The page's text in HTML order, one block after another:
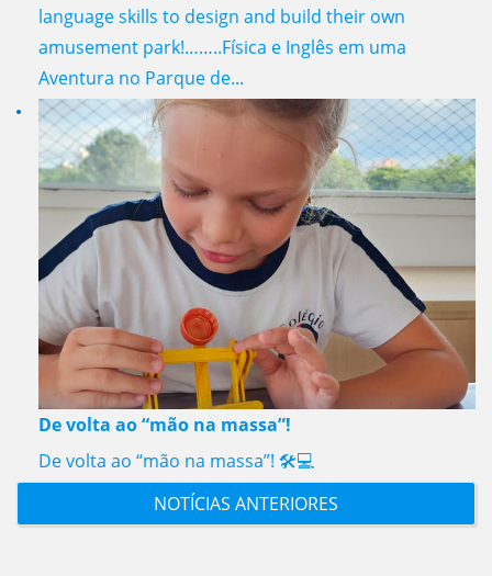
language skills to design and build their own
amusement park!……..Física e Inglês em uma
Aventura no Parque de...
De volta ao “mão na massa”!
De volta ao “mão na massa”! 🛠️💻
NOTÍCIAS ANTERIORES